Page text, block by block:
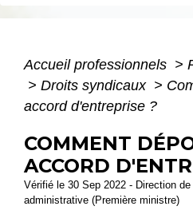
Accueil professionnels >
> Droits syndicaux >
accord d'entreprise ?
COMMENT
ACCORD
Vérifié le 30 Sep 2022 - Direction
administrative (Première ministre)